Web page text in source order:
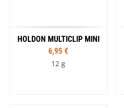
HOLDON MULTICLIP MINI
6,95 €
12 g